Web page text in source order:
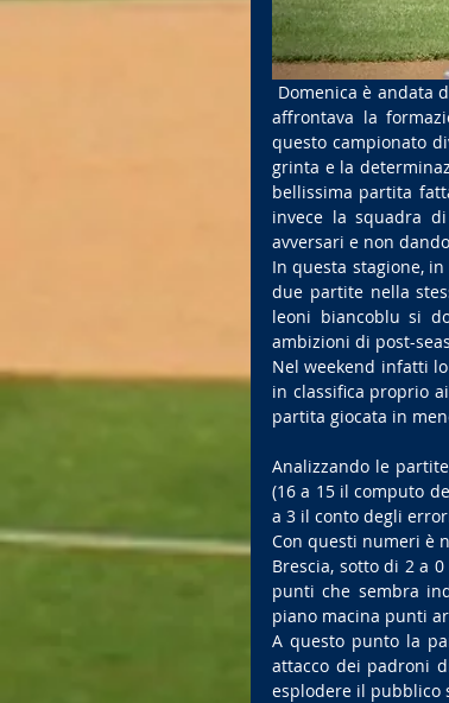
affrontava la
questo campionato
grinta e la
bellissima partita
invece la squadra
avversari e non
In questa stagione,
due partite nella
leoni biancoblu si
ambizioni di post-
Nel weekend infatti
in classifica proprio
partita giocata in
Analizzando le
(16 a 15 il computo
a 3 il conto degli
Con questi numeri è
Brescia, sotto di 2 a
punti che sembra
piano macina punti
A questo punto la
attacco dei padroni
esplodere il pubblico